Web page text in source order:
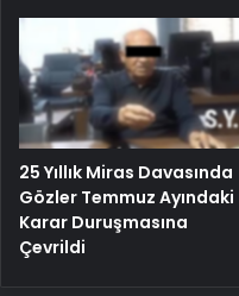
25 Yıllık Miras Davasında
Gözler Temmuz Ayındaki
Karar Duruşmasına
Çevrildi